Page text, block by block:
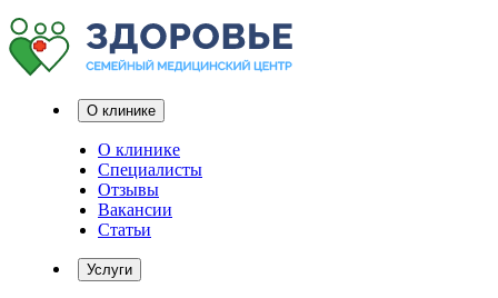
О клинике
О клинике
Специалисты
Отзывы
Вакансии
Статьи
Услуги